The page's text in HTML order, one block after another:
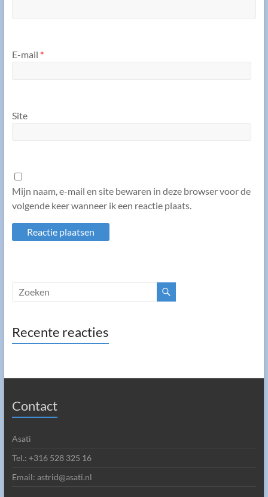
E-mail *
Site
Mijn naam, e-mail en site bewaren in deze browser voor de
volgende keer wanneer ik een reactie plaats.
Recente reacties
Contact
Asati
Tel.: +316 528 325 16
Email: astrid@asati.nl